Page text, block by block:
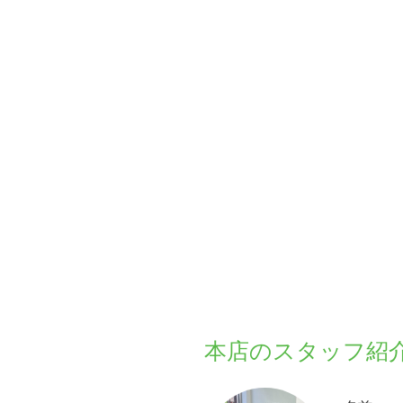
本店のスタッフ紹